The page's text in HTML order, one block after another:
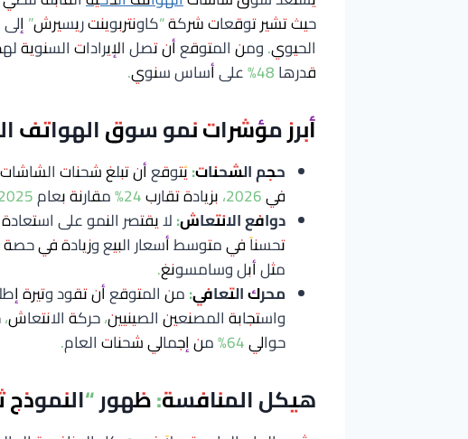
حيث تشير توقعات شركة “كاونتربوينت ريسيرش”
الحيوي. ومن المتوقع أن تصل الإيرادات السنوية
قدرها 48% على أساس سنوي.
أبرز مؤشرات نمو سوق الهواتف
حجم الشحنات:
في 2026، بزيادة تقارب 24% مقارنة بعام 2025.
دوافع الانتعاش:لا يقتصر النمو على
تحسناً في متوسط أسعار البيع وزيادة في حصة
مثل أبل وسامسونغ.
محرك التعافي:من المتوقع أن تقود وتيرة
واستجابة المصنعين الصينيين، حركة
حوالي 64% من إجمالي شحنات العام.
هيكل المنافسة: ظهور “النموذج